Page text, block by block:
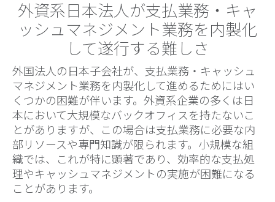
外資系日本法人が支払業務・キャ
ッシュマネジメント業務を内製化
して遂行する難しさ
外国法人の日本子会社が、支払業務・キャッシュ
マネジメント業務を内製化して進めるためにはい
くつかの困難が伴います。外資系企業の多くは日
本において大規模なバックオフィスを持たないこ
とがありますが、この場合は支払業務に必要な内
部リソースや専門知識が限られます。小規模な組
織では、これが特に顕著であり、効率的な支払処
理やキャッシュマネジメントの実施が困難になる
ことがあります。